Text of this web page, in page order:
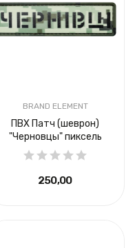
BRAND ELEMENT
ПВХ Патч (шеврон)
"Черновцы" пиксель
250,00 ₴